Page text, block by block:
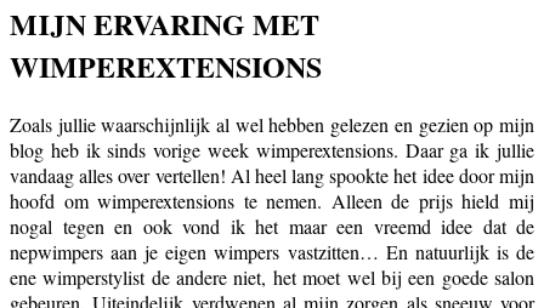
MIJN ERVARING MET
WIMPEREXTENSIONS
Zoals jullie waarschijnlijk al wel hebben gelezen en gezien op mijn
blog heb ik sinds vorige week wimperextensions. Daar ga ik jullie
vandaag alles over vertellen! Al heel lang spookte het idee door mijn
hoofd om wimperextensions te nemen. Alleen de prijs hield mij
nogal tegen en ook vond ik het maar een vreemd idee dat de
nepwimpers aan je eigen wimpers vastzitten… En natuurlijk is de
ene wimperstylist de andere niet, het moet wel bij een goede salon
gebeuren. Uiteindelijk verdwenen al mijn zorgen als sneeuw voor